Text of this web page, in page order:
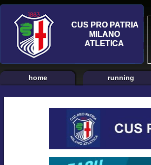
home running